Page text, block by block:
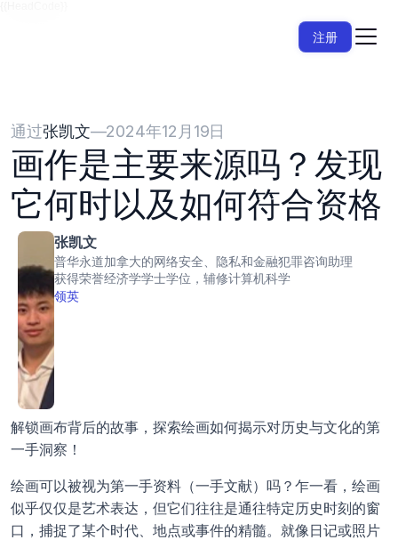
注册
通过张凯文—2024年12月19日
画作是主要来源吗？发现
它何时以及如何符合资格
张凯文
普华永道加拿大的网络安全、隐私和金融犯罪咨询助理
获得荣誉经济学学士学位，辅修计算机科学
领英
解锁画布背后的故事，探索绘画如何揭示对历史与文化的第
一手洞察！
绘画可以被视为第一手资料（一手文献）吗？乍一看，绘画
似乎仅仅是艺术表达，但它们往往是通往特定历史时刻的窗
口，捕捉了某个时代、地点或事件的精髓。就像日记或照片